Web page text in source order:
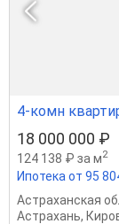
4-комн
18 000 000 ₽
124 138 ₽ за м2
Ипотека от 95
Астраханская
Астрахань,